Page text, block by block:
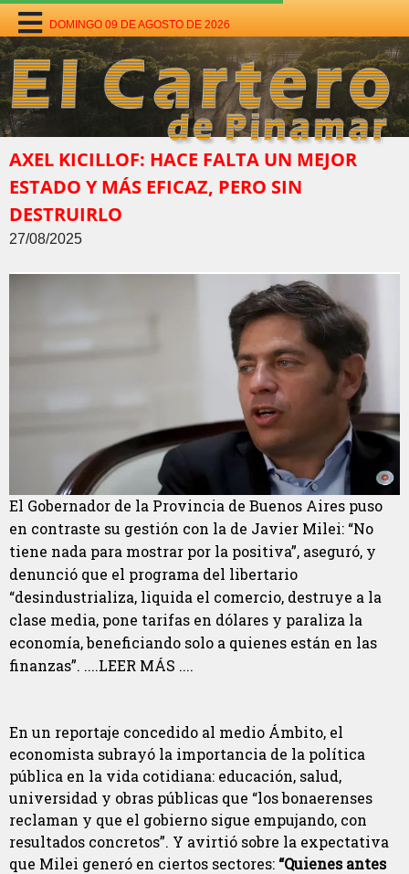
DOMINGO 09 DE AGOSTO DE 2026
AXEL KICILLOF: HACE FALTA UN MEJOR
ESTADO Y MÁS EFICAZ, PERO SIN
DESTRUIRLO
27/08/2025
El Gobernador de la Provincia de Buenos Aires puso
en contraste su gestión con la de Javier Milei: “No
tiene nada para mostrar por la positiva”, aseguró, y
denunció que el programa del libertario
“desindustrializa, liquida el comercio, destruye a la
clase media, pone tarifas en dólares y paraliza la
economía, beneficiando solo a quienes están en las
finanzas”. ....LEER MÁS ....
En un reportaje concedido al medio Ámbito, el
economista subrayó la importancia de la política
pública en la vida cotidiana: educación, salud,
universidad y obras públicas que “los bonaerenses
reclaman y que el gobierno sigue empujando, con
resultados concretos”. Y avirtió sobre la expectativa
que Milei generó en ciertos sectores: “Quienes antes